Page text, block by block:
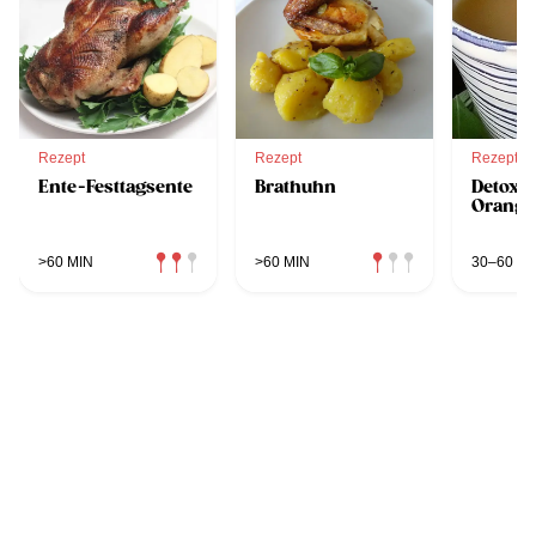
Rezept
Ente-Festtagsente
>60 MIN
Rezept
Brathuhn
>60 MIN
Rezept
Detox
30–60